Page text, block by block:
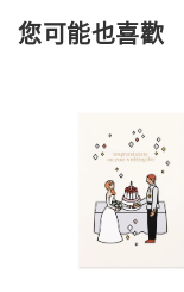
您可能也喜歡